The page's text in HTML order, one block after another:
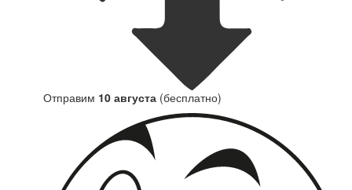
Отправим 10 августа (бесплатно)